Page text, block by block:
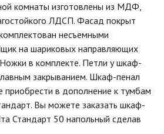
комнаты изготовлены из МДФ,
ЛДСП. Фасад покрыт
несъемными
на шариковых направляющих
в комплекте. Петли у шкаф-
закрыванием. Шкаф-пенал
в дополнение к тумбам
Вы можете заказать шкаф-
Стандарт 50 напольный сделав